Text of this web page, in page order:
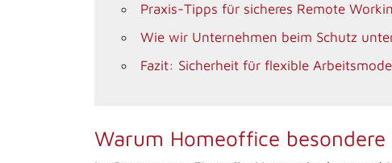
Praxis-Tipps für sicheres Remote
Wie wir Unternehmen beim Schutz
Fazit: Sicherheit für flexible
Warum Homeoffice